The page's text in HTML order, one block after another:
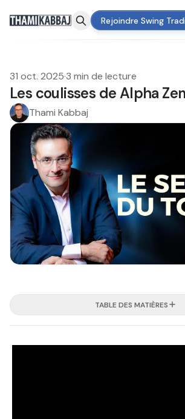
Rejoindre Swing
31 oct. 2025·3 min de lecture
Les coulisses de Alpha Zen
Thami Kabbaj
TABLE DES MATIÈRES